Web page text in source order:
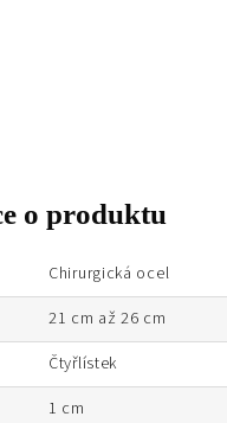
o produktu
Chirurgická ocel
21 cm až 26 cm
Čtyřlístek
1 cm